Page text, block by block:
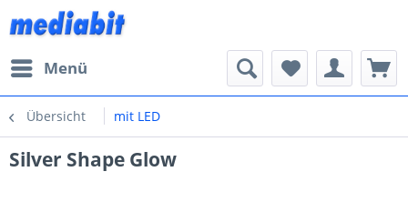
Menü
Übersicht mit LED
Silver Shape Glow